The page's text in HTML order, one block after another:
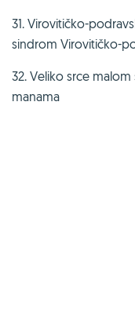
31. Virovitičko-
sindrom Virovitičko-
32. Veliko srce
manama